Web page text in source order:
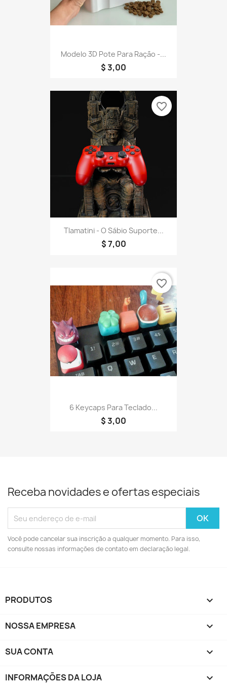
Modelo 3D Pote Para Ração -...
$ 3,00
Tlamatini - O Sábio Suporte...
$ 7,00
favorite_border
6 Keycaps Para Teclado...
$ 3,00
favorite_border
Receba novidades e ofertas especiais
Você pode cancelar sua inscrição a qualquer momento. Para isso,
consulte nossas informações de contato em declaração legal.
PRODUTOS 
NOSSA EMPRESA 
SUA CONTA 
INFORMAÇÕES DA LOJA keyboard_arrow_down